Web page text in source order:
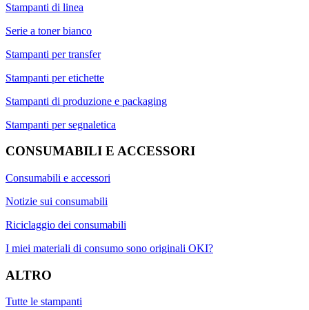
Stampanti di linea
Serie a toner bianco
Stampanti per transfer
Stampanti per etichette
Stampanti di produzione e packaging
Stampanti per segnaletica
CONSUMABILI E ACCESSORI
Consumabili e accessori
Notizie sui consumabili
Riciclaggio dei consumabili
I miei materiali di consumo sono originali OKI?
ALTRO
Tutte le stampanti